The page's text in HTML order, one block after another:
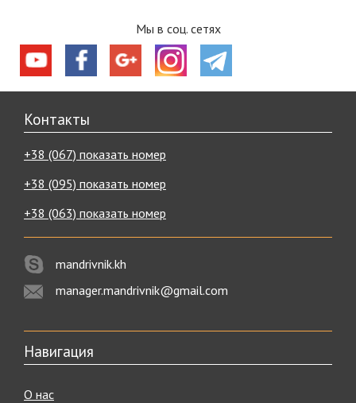
Мы в соц. сетях
Контакты
+38 (067) показать номер
+38 (095) показать номер
+38 (063) показать номер
mandrivnik.kh
manager.mandrivnik@gmail.com
Навигация
О нас